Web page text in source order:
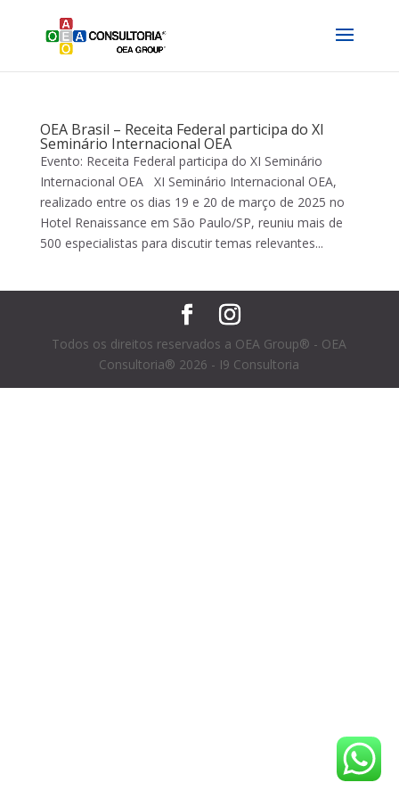
OEA Brasil – Receita Federal participa do XI
Seminário Internacional OEA
Evento: Receita Federal participa do XI Seminário
Internacional OEA XI Seminário Internacional OEA,
realizado entre os dias 19 e 20 de março de 2025 no
Hotel Renaissance em São Paulo/SP, reuniu mais de
500 especialistas para discutir temas relevantes...
Todos os direitos reservados a OEA Group® - OEA
Consultoria® 2026 - I9 Consultoria